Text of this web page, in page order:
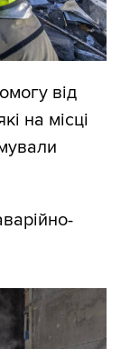
від
на місці